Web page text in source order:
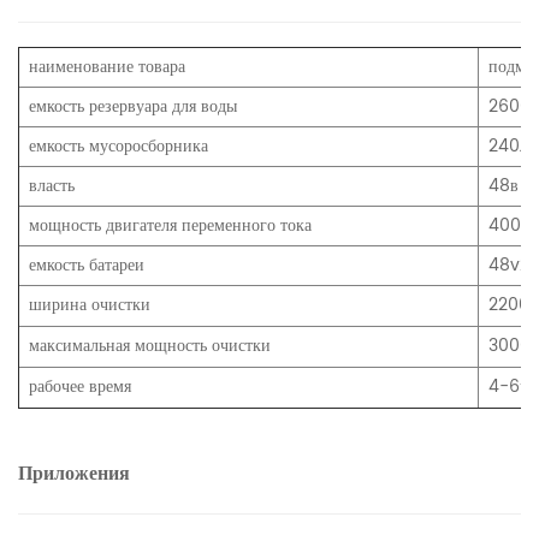
наименование товара
емкость резервуара для воды
2600л
емкость мусоросборника
240л
власть
48в
мощность двигателя переменного тока
4000
емкость батареи
ширина очистки
максимальная мощность очистки
рабочее время
4-6ч
Приложения